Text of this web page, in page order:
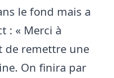
le fond mais a
: « Merci à
de remettre une
On finira par